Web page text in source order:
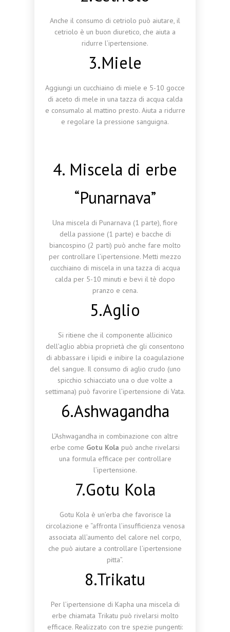
Anche il consumo di cetriolo può aiutare, il
cetriolo è un buon diuretico, che aiuta a
ridurre l’ipertensione.
3.Miele
Aggiungi un cucchiaino di miele e 5-10 gocce
di aceto di mele in una tazza di acqua calda
e consumalo al mattino presto. Aiuta a ridurre
e regolare la pressione sanguigna.
4. Miscela di erbe
“Punarnava”
Una miscela di Punarnava (1 parte), fiore
della passione (1 parte) e bacche di
biancospino (2 parti) può anche fare molto
per controllare l’ipertensione. Metti mezzo
cucchiaino di miscela in una tazza di acqua
calda per 5-10 minuti e bevi il tè dopo
pranzo e cena.
5.Aglio
Si ritiene che il componente allicinico
dell’aglio abbia proprietà che gli consentono
di abbassare i lipidi e inibire la coagulazione
del sangue. Il consumo di aglio crudo (uno
spicchio schiacciato una o due volte a
settimana) può favorire l’ipertensione di Vata.
6.Ashwagandha
L’Ashwagandha in combinazione con altre
erbe come Gotu Kola può anche rivelarsi
una formula efficace per controllare
l’ipertensione.
7.Gotu Kola
Gotu Kola è un’erba che favorisce la
circolazione e “affronta l’insufficienza venosa
associata all’aumento del calore nel corpo,
che può aiutare a controllare l’ipertensione
pitta”.
8.Trikatu
Per l’ipertensione di Kapha una miscela di
erbe chiamata Trikatu può rivelarsi molto
efficace. Realizzato con tre spezie pungenti: